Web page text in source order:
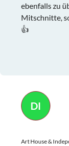
ebenfalls zu
Mitschnitte,
👍
DI
Art House &